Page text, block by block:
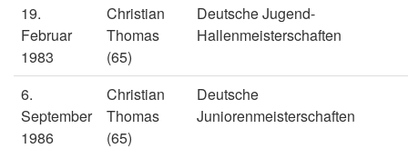
19.
Februar
1983
Christian
Thomas
(65)
Deutsche Jugend-
Hallenmeisterschaften
6.
September
1986
Christian
Thomas
(65)
Deutsche
Juniorenmeisterschaften